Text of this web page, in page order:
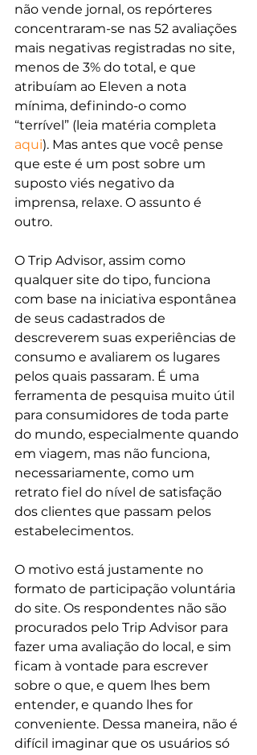
não vende jornal, os repórteres
concentraram-se nas 52 avaliações
mais negativas registradas no site,
menos de 3% do total, e que
atribuíam ao Eleven a nota
mínima, definindo-o como
“terrível” (leia matéria completa
aqui). Mas antes que você pense
que este é um post sobre um
suposto viés negativo da
imprensa, relaxe. O assunto é
outro.
O Trip Advisor, assim como
qualquer site do tipo, funciona
com base na iniciativa espontânea
de seus cadastrados de
descreverem suas experiências de
consumo e avaliarem os lugares
pelos quais passaram. É uma
ferramenta de pesquisa muito útil
para consumidores de toda parte
do mundo, especialmente quando
em viagem, mas não funciona,
necessariamente, como um
retrato fiel do nível de satisfação
dos clientes que passam pelos
estabelecimentos.
O motivo está justamente no
formato de participação voluntária
do site. Os respondentes não são
procurados pelo Trip Advisor para
fazer uma avaliação do local, e sim
ficam à vontade para escrever
sobre o que, e quem lhes bem
entender, e quando lhes for
conveniente. Dessa maneira, não é
difícil imaginar que os usuários só